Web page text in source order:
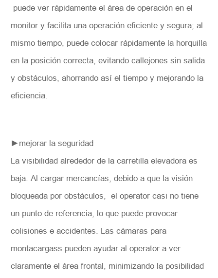
puede ver rápidamente el área de operación en el
monitor y facilita una operación eficiente y segura; al
mismo tiempo, puede colocar rápidamente la horquilla
en la posición correcta, evitando callejones sin salida
y obstáculos, ahorrando así el tiempo y mejorando la
eficiencia.
►mejorar la seguridad
La visibilidad alrededor de la carretilla elevadora es
baja. Al cargar mercancías, debido a que la visión
bloqueada por obstáculos, el operator casi no tiene
un punto de referencia, lo que puede provocar
colisiones e accidentes. Las cámaras para
montacargass pueden ayudar al operator a ver
claramente el área frontal, minimizando la posibilidad